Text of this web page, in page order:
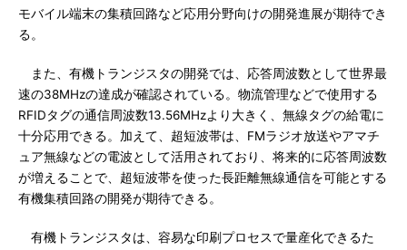
モバイル端末の集積回路など応用分野向けの開発進展が期待でき
る。
また、有機トランジスタの開発では、応答周波数として世界最
速の38MHzの達成が確認されている。物流管理などで使用する
RFIDタグの通信周波数13.56MHzより大きく、無線タグの給電に
十分応用できる。加えて、超短波帯は、FMラジオ放送やアマチ
ュア無線などの電波として活用されており、将来的に応答周波数
が増えることで、超短波帯を使った長距離無線通信を可能とする
有機集積回路の開発が期待できる。
有機トランジスタは、容易な印刷プロセスで量産化できるた